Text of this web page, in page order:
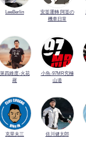
LeeBerlin
安筌運轉 阿筌の
機車日常
第四維度-火花
羅
小魚-97MR究極
山道
克里夫三 佐川健太郎